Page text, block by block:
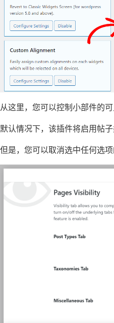
从这里，您可以控制小部件的
默认情况下，该插件将启用帖
但是，您可以取消选中任何选